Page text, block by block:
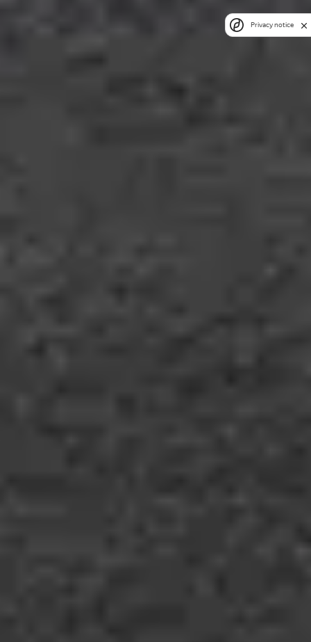
Privacy notice